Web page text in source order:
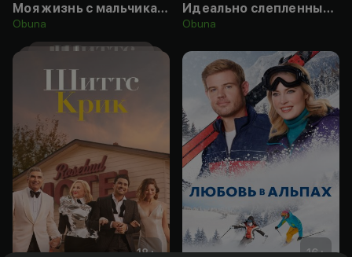
Моя жизнь с мальчиками Уолтер
Obuna
Идеально слепленный мужчина
Obuna
18+ 16+